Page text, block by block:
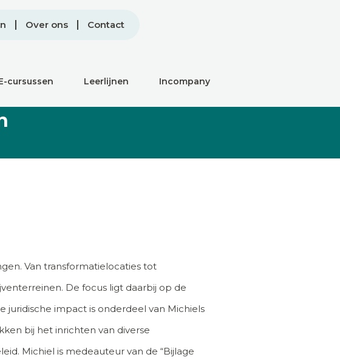
Over ons Contact
cursussen Leerlijnen Incompany
Van transformatielocaties tot
De focus ligt daarbij op de
juridische impact is onderdeel van Michiels
bij het inrichten van diverse
Michiel is medeauteur van de “Bijlage